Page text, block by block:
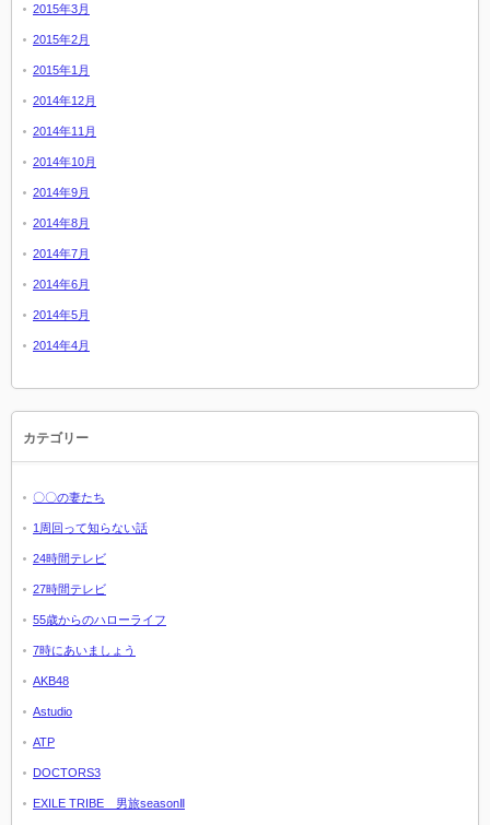
2015年3月
2015年2月
2015年1月
2014年12月
2014年11月
2014年10月
2014年9月
2014年8月
2014年7月
2014年6月
2014年5月
2014年4月
カテゴリー
〇〇の妻たち
1周回って知らない話
24時間テレビ
27時間テレビ
55歳からのハローライフ
7時にあいましょう
AKB48
Astudio
ATP
DOCTORS3
EXILE TRIBE 男旅seasonⅡ